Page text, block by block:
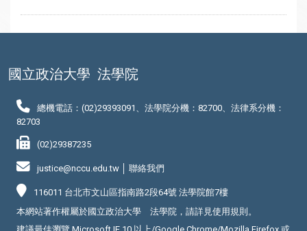
國立政治大學 法學院
總機電話：(02)29393091、法學院分機：82700、法律系分機：
82703
(02)29387235
justice@nccu.edu.tw │聯絡我們
116011 台北市文山區指南路2段64號 法學院館7樓
本網站著作權屬於國立政治大學 法學院，請詳見使用規則 。